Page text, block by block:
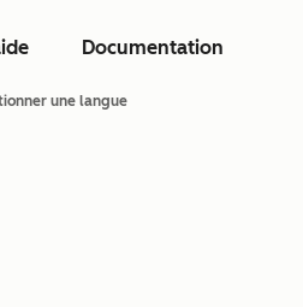
Documentation
une langue